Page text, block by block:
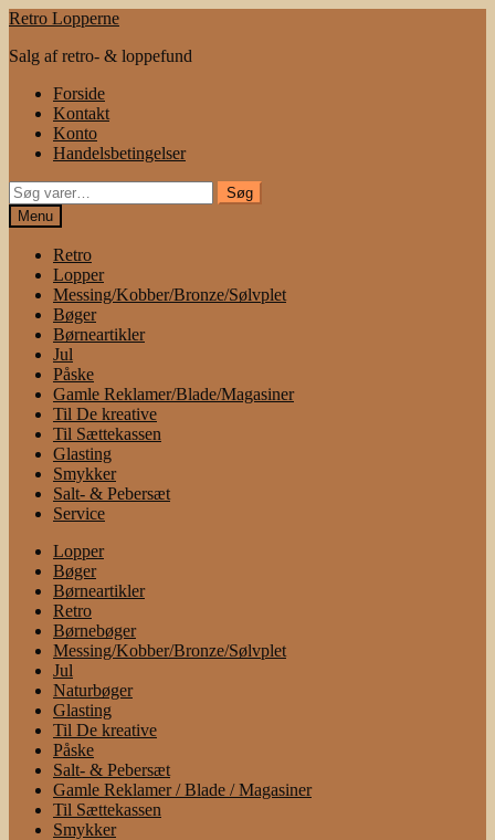
Spring
navigation
Spring
indhold
Retro Lopperne
Salg af retro- & loppefund
Forside
Kontakt
Konto
Handelsbetingelser
Søg
efter:
Søg
Menu
Retro
Lopper
Messing/Kobber/Bronze/Sølvplet
Bøger
Børneartikler
Jul
Påske
Gamle Reklamer/Blade/Magasiner
Til De kreative
Til Sættekassen
Glasting
Smykker
Salt- & Pebersæt
Service
Lopper
Bøger
Børneartikler
Retro
Børnebøger
Messing/Kobber/Bronze/Sølvplet
Jul
Naturbøger
Glasting
Til De kreative
Påske
Salt- & Pebersæt
Gamle Reklamer / Blade / Magasiner
Til Sættekassen
Smykker